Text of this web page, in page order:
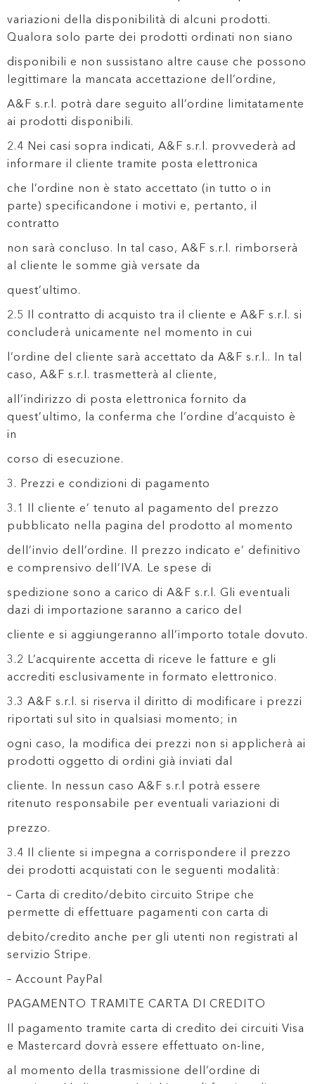
variazioni della disponibilità di alcuni prodotti.
Qualora solo parte dei prodotti ordinati non siano
disponibili e non sussistano altre cause che possono
legittimare la mancata accettazione dell’ordine,
A&F s.r.l. potrà dare seguito all’ordine limitatamente
ai prodotti disponibili.
2.4 Nei casi sopra indicati, A&F s.r.l. provvederà ad
informare il cliente tramite posta elettronica
che l’ordine non è stato accettato (in tutto o in
parte) specificandone i motivi e, pertanto, il
contratto
non sarà concluso. In tal caso, A&F s.r.l. rimborserà
al cliente le somme già versate da
quest’ultimo.
2.5 Il contratto di acquisto tra il cliente e A&F s.r.l. si
concluderà unicamente nel momento in cui
l’ordine del cliente sarà accettato da A&F s.r.l.. In tal
caso, A&F s.r.l. trasmetterà al cliente,
all’indirizzo di posta elettronica fornito da
quest’ultimo, la conferma che l’ordine d’acquisto è
in
corso di esecuzione.
3. Prezzi e condizioni di pagamento
3.1 Il cliente e’ tenuto al pagamento del prezzo
pubblicato nella pagina del prodotto al momento
dell’invio dell’ordine. Il prezzo indicato e’ definitivo
e comprensivo dell’IVA. Le spese di
spedizione sono a carico di A&F s.r.l. Gli eventuali
dazi di importazione saranno a carico del
cliente e si aggiungeranno all’importo totale dovuto.
3.2 L’acquirente accetta di riceve le fatture e gli
accrediti esclusivamente in formato elettronico.
3.3 A&F s.r.l. si riserva il diritto di modificare i prezzi
riportati sul sito in qualsiasi momento; in
ogni caso, la modifica dei prezzi non si applicherà ai
prodotti oggetto di ordini già inviati dal
cliente. In nessun caso A&F s.r.l potrà essere
ritenuto responsabile per eventuali variazioni di
prezzo.
3.4 Il cliente si impegna a corrispondere il prezzo
dei prodotti acquistati con le seguenti modalità:
– Carta di credito/debito circuito Stripe che
permette di effettuare pagamenti con carta di
debito/credito anche per gli utenti non registrati al
servizio Stripe.
– Account PayPal
PAGAMENTO TRAMITE CARTA DI CREDITO
Il pagamento tramite carta di credito dei circuiti Visa
e Mastercard dovrà essere effettuato on-line,
al momento della trasmissione dell’ordine di